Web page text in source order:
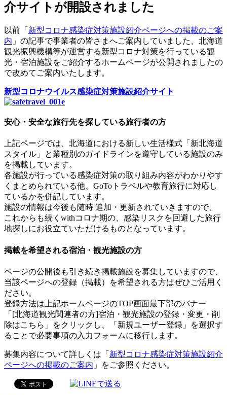
介サイトが開設されました
以前「 新型コロナ感染症対策施設紹介ページへの掲載のご案
内 」の記事で事業者の皆さまへご案内していました、北海道
観光振興機構等が運営する新型コロナ対策を行っている観
光・宿泊施設をご紹介するホームページが公開されましたの
で改めてご案内いたします。
新型コロナウイルス感染症対策施設紹介サイト
安心・安全な旅行先を探している旅行者の方
上記ページでは、北海道における新しい生活様式「新北海道
スタイル」と業種別のガイドラインを遵守している施設のみ
を掲載しています。
各施設が行っている感染症対策の取り組み内容がわかりやす
くまとめられている他、GoToトラベルや教育旅行に対応し
ているかを併記しています。
施設の情報は今後も随時 追加・更新されていきますので、
これからも続くwithコロナ期の、感染リスクを回避した旅行
地探しにお役立ていただけるものとなっています。
掲載を希望される宿泊・観光施設の方
ページの公開後も引き続き掲載施設を募集していますので、
当該ページへの登録（掲載）を希望される方はぜひご活用く
ださい。
登録方法は上記ホームページのTOP画面最下部のバナー
「[北海道観光関連者の方]宿泊・観光施設の登録・変更・削
除はこちら」をクリックし、「新規ユーザー登録」を選択す
ることで必要事項の入力フォームに移行します。
募集内容について詳しくは「 新型コロナ感染症対策施設紹介
ページへの掲載のご案内 」をご参照ください。